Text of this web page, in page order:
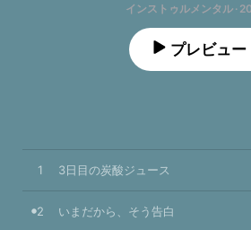
インストゥルメンタル ·
プレビュー
1 3日目の炭酸ジュース
2 いまだから、そう告白